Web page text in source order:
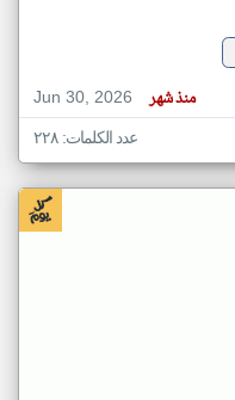
Jun 30, 2026
منذ شهر
عدد الكلمات: ٢٢٨